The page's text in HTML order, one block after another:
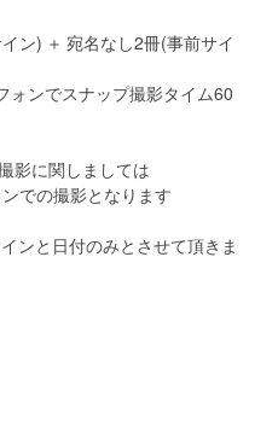
ン) ＋ 宛名なし2冊(事前サイ
ォンでスナップ撮影タイム60
影に関しましては
での撮影となります
ンと日付のみとさせて頂きま